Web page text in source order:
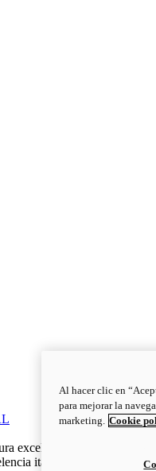
excelencia italiana.
italiana, con ADN
Al hacer clic en
para mejorar la
marketing. Cookie